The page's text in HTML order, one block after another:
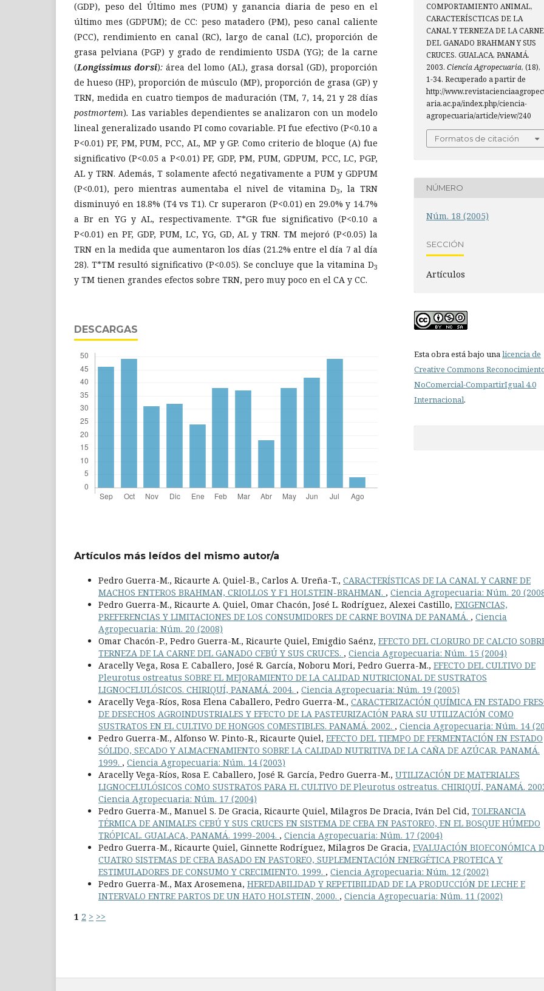
(GDP), peso del Último mes (PUM) y ganancia diaria de peso en el
último mes (GDPUM); de CC: peso matadero (PM), peso canal caliente
(PCC), rendimiento en canal (RC), largo de canal (LC), proporción de
grasa pelviana (PGP) y grado de rendimiento USDA (YG); de la carne
(Longissimus dorsi):área del lomo (AL), grasa dorsal (GD), proporción
de hueso (HP), proporción de músculo (MP), proporción de grasa (GP) y
TRN, medida en cuatro tiempos de maduración (TM, 7, 14, 21 y 28 días
postmortem). Las variables dependientes se analizaron con un modelo
lineal generalizado usando PI como covariable. PI fue efectivo (P<0.10 a
P<0.01) PF, PM, PUM, PCC, AL, MP y GP. Como criterio de bloque (A) fue
significativo (P<0.05 a P<0.01) PF, GDP, PM, PUM, GDPUM, PCC, LC, PGP,
AL y TRN. Además, T solamente afectó negativamente a PUM y GDPUM
(P<0.01), pero mientras aumentaba el nivel de vitamina D3, la TRN
disminuyó en 18.8% (T4 vs T1). Cr superaron (P<0.01) en 29.0% y 14.7%
a Br en YG y AL, respectivamente. T*GR fue significativo (P<0.10 a
P<0.01) en PF, GDP, PUM, LC, YG, GD, AL y TRN. TM mejoró (P<0.05) la
TRN en la medida que aumentaron los días (21.2% entre el día 7 al día
28). T*TM resultó significativo (P<0.05). Se concluye que la vitamina D3
y TM tienen grandes efectos sobre TRN, pero muy poco en el CA y CC.
DESCARGAS
COMPORTAMIENTO ANIMAL,
CARACTERÍSCTICAS DE LA
CANAL Y TERNEZA DE LA CARNE
DEL GANADO BRAHMAN Y SUS
CRUCES. GUALACA, PANAMÁ.
2003. Ciencia Agropecuaria, (18),
1-34. Recuperado a partir de
http://
aria.ac.pa/index.php/ciencia-
agropecuaria/article/view/240
Formatos de citación
NÚMERO
Núm. 18 (2005)
SECCIÓN
Artículos
Esta obra está bajo unalicencia de
Creative Commons
NoComercial-CompartirIgual 4.0
Internacional.
Artículos más leídos del mismo autor/a
Pedro Guerra-M., Ricaurte A. Quiel-B., Carlos A. Ureña-T., CARACTERÍSTICAS DE LA CANAL Y CARNE DE
MACHOS ENTEROS BRAHMAN, CRIOLLOS Y F1 HOLSTEIN-BRAHMAN. , Ciencia Agropecuaria: Núm. 20
Pedro Guerra-M., Ricaurte A. Quiel, Omar Chacón, José L. Rodríguez, Alexei Castillo, EXIGENCIAS,
PREFERENCIAS Y LIMITACIONES DE LOS CONSUMIDORES DE CARNE BOVINA DE PANAMÁ. , Ciencia
Agropecuaria: Núm. 20 (2008)
Omar Chacón-P., Pedro Guerra-M., Ricaurte Quiel, Emigdio Saénz, EFECTO DEL CLORURO DE CALCIO
TERNEZA DE LA CARNE DEL GANADO CEBÚ Y SUS CRUCES. , Ciencia Agropecuaria: Núm. 15 (2004)
Aracelly Vega, Rosa E. Caballero, José R. García, Noboru Mori, Pedro Guerra-M., EFECTO DEL CULTIVO DE
Pleurotus ostreatus SOBRE EL MEJORAMIENTO DE LA CALIDAD NUTRICIONAL DE SUSTRATOS
LIGNOCELULÓSICOS. CHIRIQUÍ, PANAMÁ. 2004. , Ciencia Agropecuaria: Núm. 19 (2005)
Aracelly Vega-Ríos, Rosa Elena Caballero, Pedro Guerra-M., CARACTERIZACIÓN QUÍMICA EN ESTADO
DE DESECHOS AGROINDUSTRIALES Y EFECTO DE LA PASTEURIZACIÓN PARA SU UTILIZACIÓN COMO
SUSTRATOS EN EL CULTIVO DE HONGOS COMESTIBLES. PANAMÁ. 2002. , Ciencia Agropecuaria: Núm. 14
Pedro Guerra-M., Alfonso W. Pinto-R., Ricaurte Quiel, EFECTO DEL TIEMPO DE FERMENTACIÓN EN ESTADO
SÓLIDO, SECADO Y ALMACENAMIENTO SOBRE LA CALIDAD NUTRITIVA DE LA CAÑA DE AZÚCAR. PANAMÁ.
1999. , Ciencia Agropecuaria: Núm. 14 (2003)
Aracelly Vega-Ríos, Rosa E. Caballero, José R. García, Pedro Guerra-M., UTILIZACIÓN DE MATERIALES
LIGNOCELULÓSICOS COMO SUSTRATOS PARA EL CULTIVO DE Pleurotus ostreatus. CHIRIQUÍ, PANAMÁ.
Ciencia Agropecuaria: Núm. 17 (2004)
Pedro Guerra-M., Manuel S. De Gracia, Ricaurte Quiel, Milagros De Dracia, Iván Del Cid, TOLERANCIA
TÉRMICA DE ANIMALES CEBÚ Y SUS CRUCES EN SISTEMA DE CEBA EN PASTOREO, EN EL BOSQUE HÚMEDO
TRÓPICAL. GUALACA, PANAMÁ. 1999-2004. , Ciencia Agropecuaria: Núm. 17 (2004)
Pedro Guerra-M., Ricaurte Quiel, Ginnette Rodríguez, Milagros De Gracia, EVALUACIÓN BIOECONÓMICA
CUATRO SISTEMAS DE CEBA BASADO EN PASTOREO, SUPLEMENTACIÓN ENERGÉTICA PROTEICA Y
ESTIMULADORES DE CONSUMO Y CRECIMIENTO. 1999. , Ciencia Agropecuaria: Núm. 12 (2002)
Pedro Guerra-M., Max Arosemena, HEREDABILIDAD Y REPETIBILIDAD DE LA PRODUCCIÓN DE LECHE E
INTERVALO ENTRE PARTOS DE UN HATO HOLSTEIN, 2000. , Ciencia Agropecuaria: Núm. 11 (2002)
1 2 > >>